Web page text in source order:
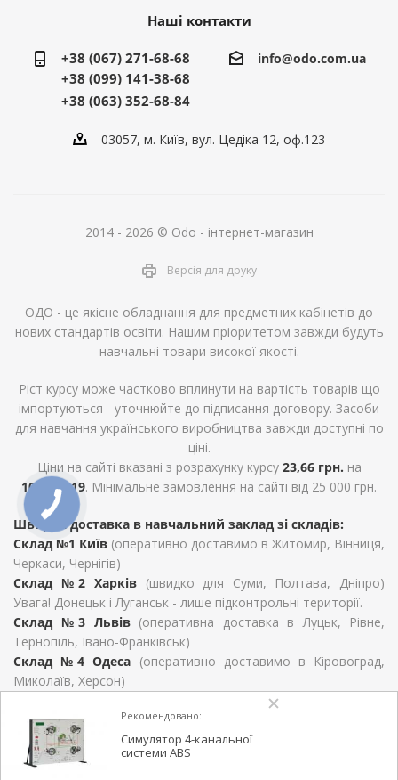
Наші контакти
+38 (067) 271-68-68
+38 (099) 141-38-68
+38 (063) 352-68-84
info@odo.com.ua
03057, м. Київ, вул. Цедіка 12, оф.123
2014 - 2026 © Odo - інтернет-магазин
Версія для друку
ОДО - це якісне обладнання для предметних кабінетів до
нових стандартів освіти. Нашим пріоритетом завжди будуть
навчальні товари високої якості.
Ріст курсу може частково вплинути на вартість товарів що
імпортуються - уточнюйте до підписання договору. Засоби
для навчання українського виробництва завжди доступні по
ціні.
Ціни на сайті вказані з розрахунку курсу 23,66 грн. на
10.12.2019. Мінімальне замовлення на сайті від 25 000 грн.
Швидка доставка в навчальний заклад зі складів:
Склад №1 Київ (оперативно доставимо в Житомир, Вінниця,
Черкаси, Чернігів)
Склад №2 Харків(швидко для Суми, Полтава, Дніпро)
Увага! Донецьк і Луганськ - лише підконтрольні території.
Склад №3 Львів(оперативна доставка в Луцьк, Рівне,
Тернопіль, Івано-Франківськ)
Склад №4 Одеса (оперативно доставимо в Кіровоград,
Миколаїв, Херсон)
Для Закарпатської області, Хмельницький, Чернівців та
Запоріжжя терміни визначаються умовами договору
поставки.
Рекомендовано:
Симулятор 4-канальної
системи ABS